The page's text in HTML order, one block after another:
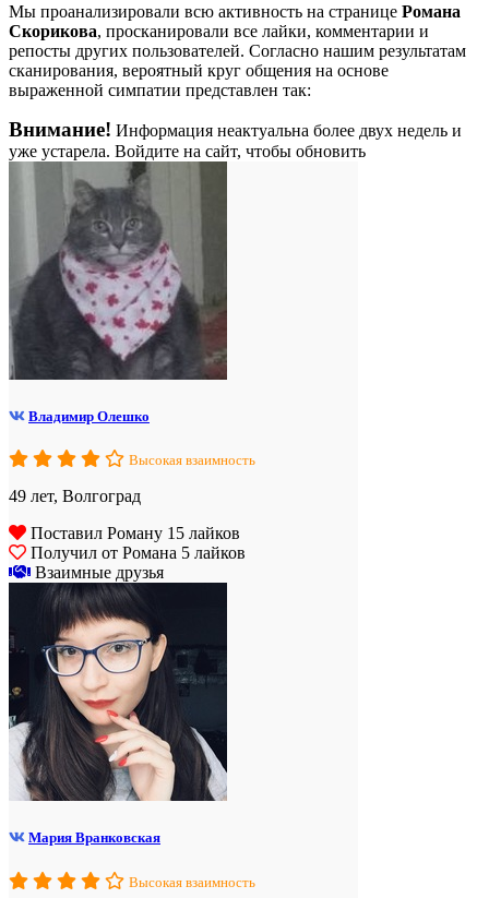
Мы проанализировали всю активность на странице Романа
Скорикова, просканировали все лайки, комментарии и
репосты других пользователей. Согласно нашим результатам
сканирования, вероятный круг общения на основе
выраженной симпатии представлен так:
Внимание! Информация неактуальна более двух недель и
уже устарела. Войдите на сайт, чтобы обновить
Владимир Олешко
Высокая взаимность
49 лет, Волгоград
Поставил Роману 15 лайков
Получил от Романа 5 лайков
Взаимные друзья
Мария Вранковская
Высокая взаимность